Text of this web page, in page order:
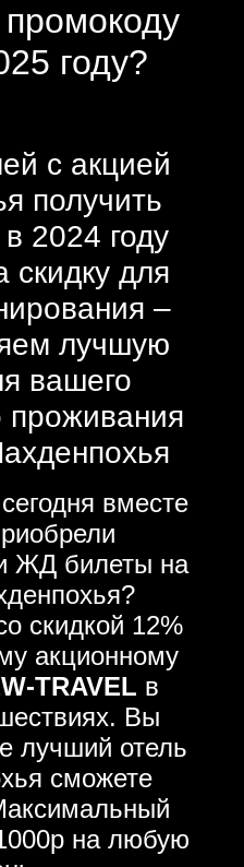
году?
с акцией
получить
2024 году
скидку для
–
лучшую
вашего
проживания
вместе
ЖД билеты на
скидкой 12%
акционному
TRAVEL в
Вы
лучший отель
сможете
на любую